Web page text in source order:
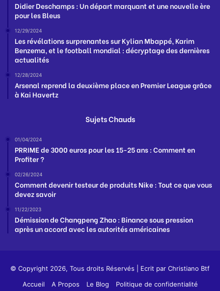
Didier Deschamps : Un départ marquant et une nouvelle ère
pour les Bleus
12/29/2024
Les révélations surprenantes sur Kylian Mbappé, Karim
Benzema, et le football mondial : décryptage des dernières
actualités
12/28/2024
Arsenal reprend la deuxième place en Premier League grâce
à Kai Havertz
Sujets Chauds
01/04/2024
PRRIME de 3000 euros pour les 15-25 ans : Comment en
Profiter ?
02/26/2024
Comment devenir testeur de produits Nike : Tout ce que vous
devez savoir
11/22/2023
Démission de Changpeng Zhao : Binance sous pression
après un accord avec les autorités américaines
© Copyright 2026, Tous droits Réservés | Ecrit par Christiano Btf
Accueil
A Propos Le Blog Politique de confidentialité